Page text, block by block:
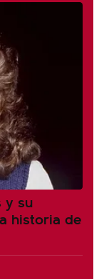
y su
historia de